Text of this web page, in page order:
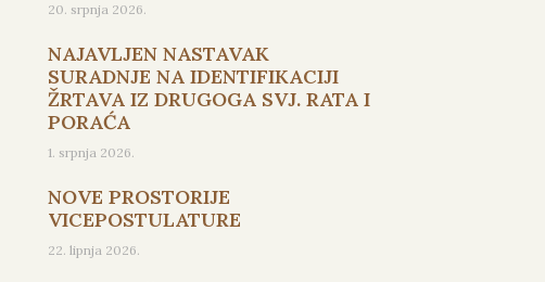
20. srpnja 2026.
NAJAVLJEN NASTAVAK
SURADNJE NA IDENTIFIKACIJI
ŽRTAVA IZ DRUGOGA SVJ. RATA I
PORAĆA
1. srpnja 2026.
NOVE PROSTORIJE
VICEPOSTULATURE
22. lipnja 2026.